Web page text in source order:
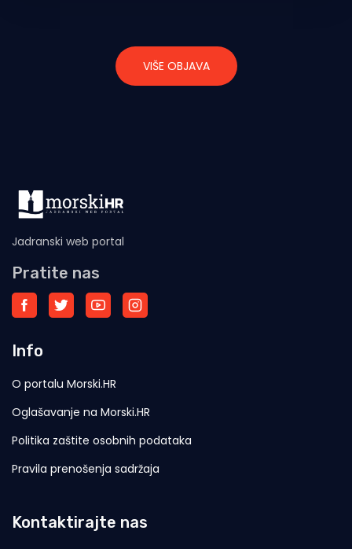
VIŠE OBJAVA
Jadranski web portal
Pratite nas
Info
O portalu Morski.HR
Oglašavanje na Morski.HR
Politika zaštite osobnih podataka
Pravila prenošenja sadržaja
Kontaktirajte nas